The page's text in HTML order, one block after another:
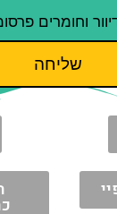
וחומרים
שליחה